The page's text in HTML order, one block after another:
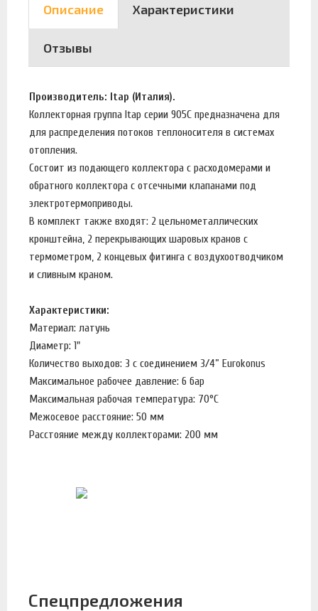
Описание Характеристики
Отзывы
Производитель: Itap (Италия).
Коллекторная группа Itap серии 905C предназначена для
для распределения потоков теплоносителя в системах
отопления.
Состоит из подающего коллектора с расходомерами и
обратного коллектора с отсечными клапанами под
электротермоприводы.
В комплект также входят: 2 цельнометаллических
кронштейна, 2 перекрывающих шаровых кранов с
термометром, 2 концевых фитинга с воздухоотводчиком
и сливным краном.
Характеристики:
Материал: латунь
Диаметр: 1"
Количество выходов: 3 с соединением 3/4” Eurokonus
Максимальное рабочее давление: 6 бар
Максимальная рабочая температура: 70°С
Межосевое расстояние: 50 мм
Расстояние между коллекторами: 200 мм
Спецпредложения